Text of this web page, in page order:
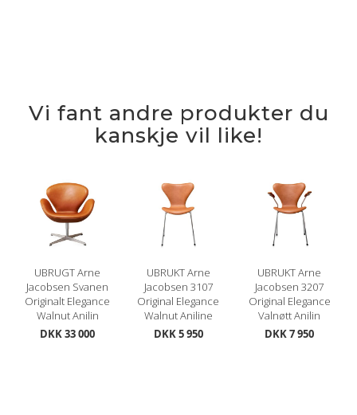
Vi fant andre produkter du
kanskje vil like!
UBRUGT Arne
Jacobsen Svanen
Originalt Elegance
Walnut Anilin
DKK 33 000
UBRUKT Arne
Jacobsen 3107
Original Elegance
Walnut Aniline
DKK 5 950
UBRUKT Arne
Jacobsen 3207
Original Elegance
Valnøtt Anilin
DKK 7 950